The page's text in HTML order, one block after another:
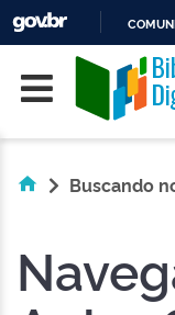
Skip navigation
Buscando